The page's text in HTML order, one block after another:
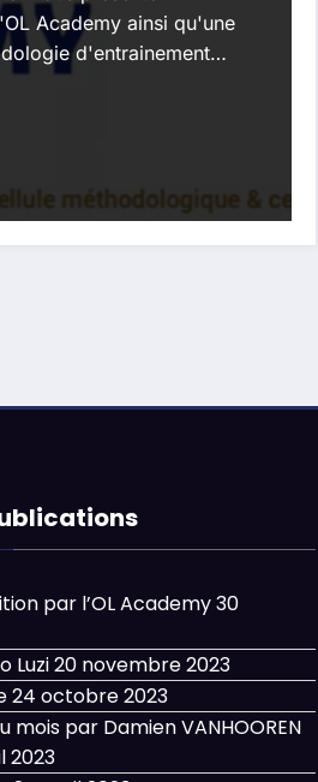
Academy ainsi qu'une
d'entrainement…
par l’OL Academy30
Luzi20 novembre 2023
24 octobre 2023
mois par Damien VANHOOREN
2023